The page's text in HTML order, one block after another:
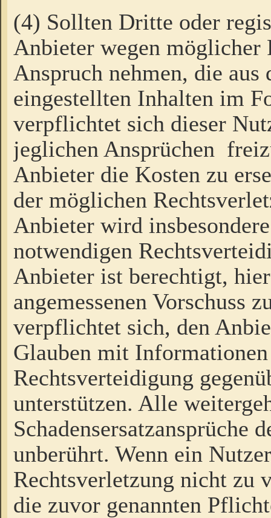
(4) Sollten Dritte oder
Anbieter wegen möglicher
Anspruch nehmen, die
eingestellten Inhalten im
verpflichtet sich dieser
jeglichen Ansprüchen
Anbieter die Kosten zu
der möglichen
Anbieter wird
notwendigen
Anbieter ist berechtigt,
angemessenen Vorschuss
verpflichtet sich, den
Glauben mit
Rechtsverteidigung
unterstützen. Alle
Schadensersatzansprüche
unberührt. Wenn ein
Rechtsverletzung nicht zu
die zuvor genannten